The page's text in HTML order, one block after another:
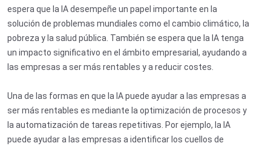
espera que la IA desempeñe un papel importante en la
solución de problemas mundiales como el cambio climático, la
pobreza y la salud pública. También se espera que la IA tenga
un impacto significativo en el ámbito empresarial, ayudando a
las empresas a ser más rentables y a reducir costes.
Una de las formas en que la IA puede ayudar a las empresas a
ser más rentables es mediante la optimización de procesos y
la automatización de tareas repetitivas. Por ejemplo, la IA
puede ayudar a las empresas a identificar los cuellos de